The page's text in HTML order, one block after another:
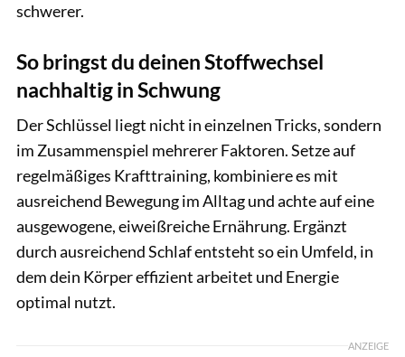
schwerer.
So bringst du deinen Stoffwechsel
nachhaltig in Schwung
Der Schlüssel liegt nicht in einzelnen Tricks, sondern
im Zusammenspiel mehrerer Faktoren. Setze auf
regelmäßiges Krafttraining, kombiniere es mit
ausreichend Bewegung im Alltag und achte auf eine
ausgewogene, eiweißreiche Ernährung. Ergänzt
durch ausreichend Schlaf entsteht so ein Umfeld, in
dem dein Körper effizient arbeitet und Energie
optimal nutzt.
ANZEIGE